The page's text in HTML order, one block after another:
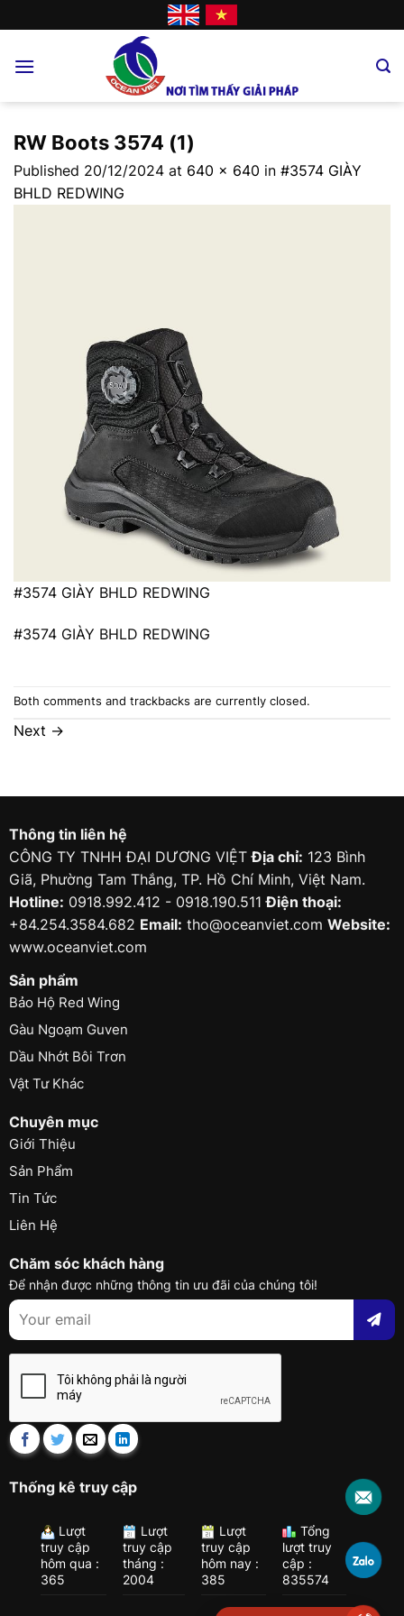
to
RW Boots 3574 (1)
Published 20/12/2024 at 640 × 640 in #3574 GIÀY
BHLD REDWING
#3574 GIÀY BHLD REDWING
#3574 GIÀY BHLD REDWING
Both comments and trackbacks are currently closed.
Next →
Thông tin liên hệ
CÔNG TY TNHH ĐẠI DƯƠNG VIỆTĐịa chỉ: 123 Bình
Giã, Phường Tam Thắng, TP. Hồ Chí Minh, Việt Nam.
Hotline: 0918.992.412 - 0918.190.511Điện thoại:
+84.254.3584.682 Email: tho@oceanviet.com Website:
www.oceanviet.com
Sản phẩm
Bảo Hộ Red Wing
Gàu Ngoạm Guven
Dầu Nhớt Bôi Trơn
Vật Tư Khác
Chuyên mục
Giới Thiệu
Sản Phẩm
Tin Tức
Liên Hệ
Chăm sóc khách hàng
Để nhận được những thông tin ưu đãi của chúng tôi!
Thống kê truy cập
Lượt
truy cập
hôm qua :
365
Lượt
truy cập
tháng :
2004
Lượt
truy cập
hôm nay :
385
Tổng
lượt truy
cập :
835574